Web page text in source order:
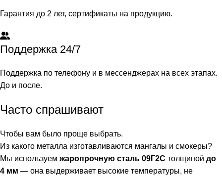
Гарантия до 2 лет, сертификаты на продукцию.
Поддержка 24/7
Поддержка по телефону и в мессенджерах на всех этапах.
До и после.
Часто спрашивают
Чтобы вам было проще выбрать.
Из какого металла изготавливаются мангалы и смокеры?
Мы используем жаропрочную сталь 09Г2С толщиной до
4 мм — она выдерживает высокие температуры, не